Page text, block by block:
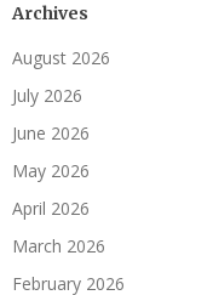
Archives
August 2026
July 2026
June 2026
May 2026
April 2026
March 2026
February 2026